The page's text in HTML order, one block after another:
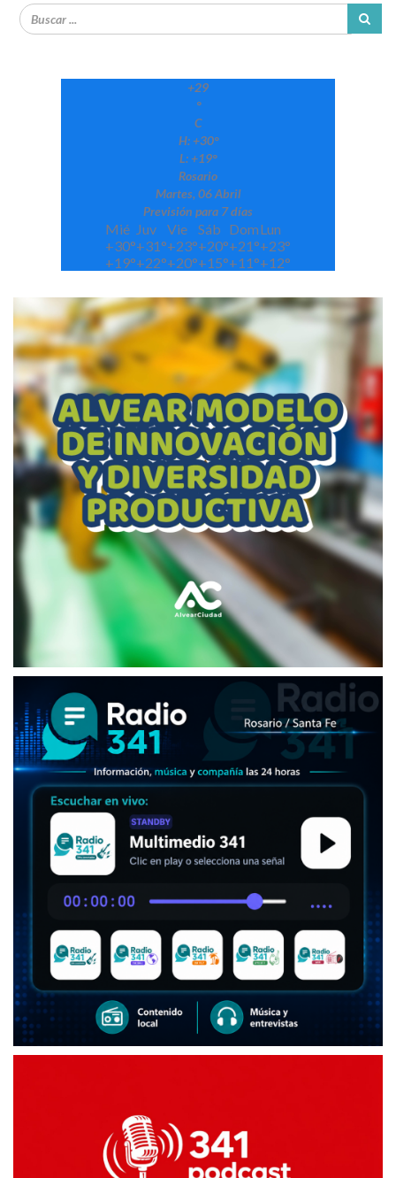
+29
°
C
H: +30°
L: +19°
Rosario
Martes, 06 Abril
Previsión para 7 días
Mié Juv Vie Sáb DomLun
+30°+31°+23°+20°+21°+23°
+19°+22°+20°+15°+11°+12°